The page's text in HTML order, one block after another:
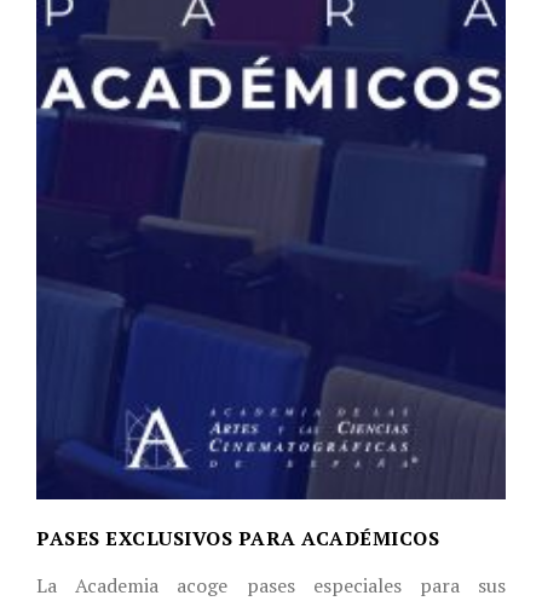
PASES EXCLUSIVOS PARA ACADÉMICOS
La Academia acoge pases especiales para sus